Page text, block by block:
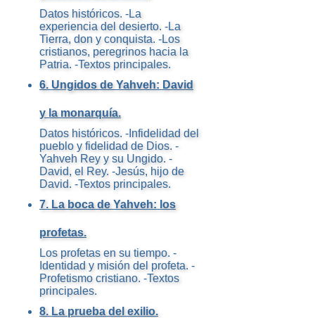
Datos históricos. -La
experiencia del desierto. -La
Tierra, don y conquista. -Los
cristianos, peregrinos hacia la
Patria. -Textos principales.
6. Ungidos de Yahveh: David
y la monarquía.
Datos históricos. -Infidelidad del
pueblo y fidelidad de Dios. -
Yahveh Rey y su Ungido. -
David, el Rey. -Jesús, hijo de
David. -Textos principales.
7. La boca de Yahveh: los
profetas.
Los profetas en su tiempo. -
Identidad y misión del profeta. -
Profetismo cristiano. -Textos
principales.
8. La prueba del exilio.